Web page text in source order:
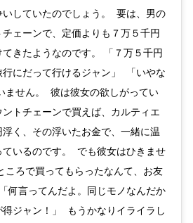
いしていたのでしょう。 要は、男の
ェーンで、定価よりも７万５千円
きたようなのです。 「７万５千円
行にだって行けるジャン」 「いやな
ません。 彼は彼女の欲しがってい
トチェーンで買えば、カルティエ
く、その浮いたお金で、一緒に温
ているのです。 でも彼女はひきませ
ころで買ってもらったなんて、お友
何言ってんだよ。同じモノなんだか
得ジャン！」 もうかなりイライラし